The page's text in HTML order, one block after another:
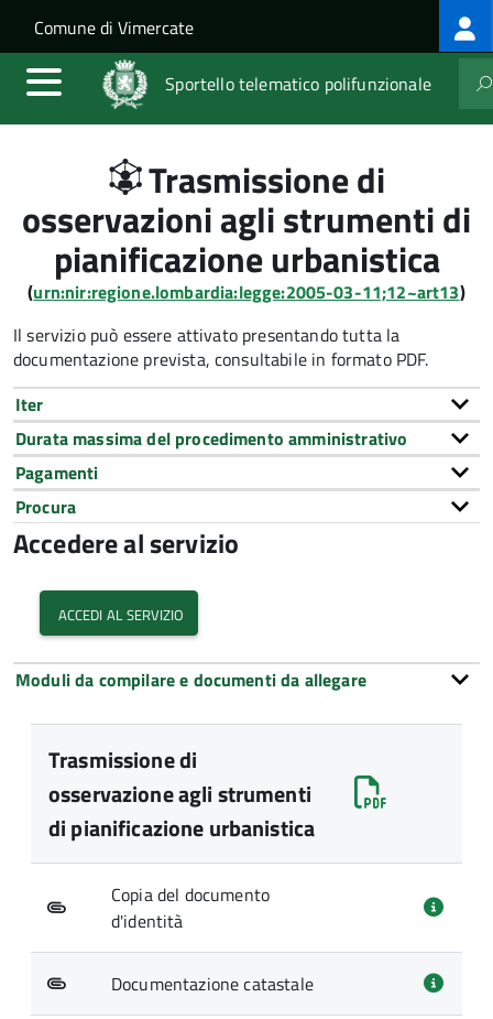
Salta al contenuto principale
Skip to site navigation
Comune di Vimercate
Sportello telematico polifunzionale
Trasmissione di
osservazioni agli strumenti di
pianificazione urbanistica
(urn:nir:regione.lombardia:legge:2005-03-11;12~art13)
Il servizio può essere attivato presentando tutta la
documentazione prevista, consultabile in formato PDF.
Iter
Durata massima del procedimento amministrativo
Pagamenti
Procura
Accedere al servizio
accedi al servizio
Moduli da compilare e documenti da allegare
Trasmissione di
osservazione agli strumenti
di pianificazione urbanistica
Copia del documento
d'identità
Documentazione catastale